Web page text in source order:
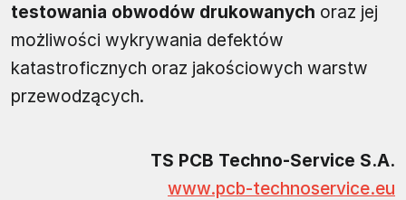
testowania obwodów drukowanych oraz jej
możliwości wykrywania defektów
katastroficznych oraz jakościowych warstw
przewodzących.
TS PCB Techno-Service S.A.
www.pcb-technoservice.eu